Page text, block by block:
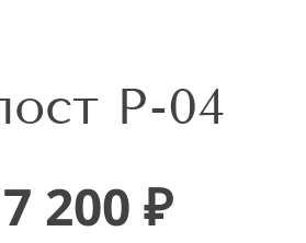
Р-04
200 ₽